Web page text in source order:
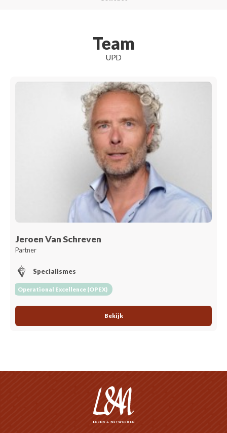
Team
UPD
Jeroen Van Schreven
Partner
Specialismes
Operational Excellence (OPEX)
Bekijk